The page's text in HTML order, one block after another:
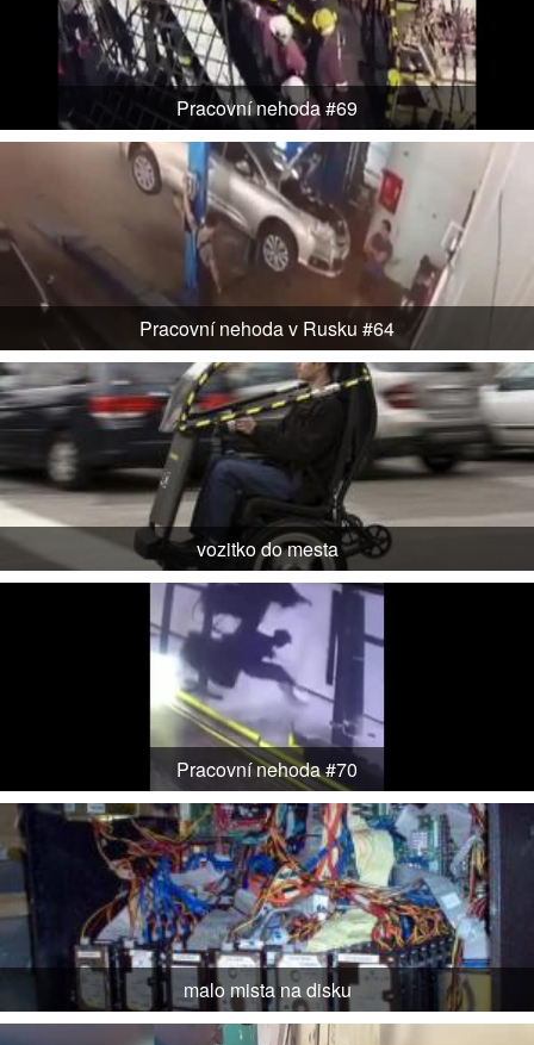
Pracovní nehoda #69
Pracovní nehoda v Rusku #64
vozitko do mesta
Pracovní nehoda #70
malo mista na disku